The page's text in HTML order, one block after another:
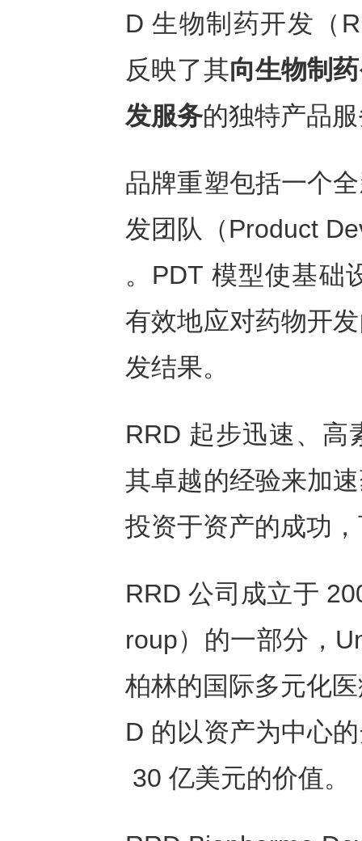
D 生物制药开发（
反映了其向生物制
发服务的独特产品
品牌重塑包括一个
发团队（Product
。PDT 模型使基础
有效地应对药物开
发结果。
RRD 起步迅速、高
其卓越的经验来加
投资于资产的成功
RRD 公司成立于
roup）的一部分，
柏林的国际多元化
D 的以资产为中心
30 亿美元的价值。